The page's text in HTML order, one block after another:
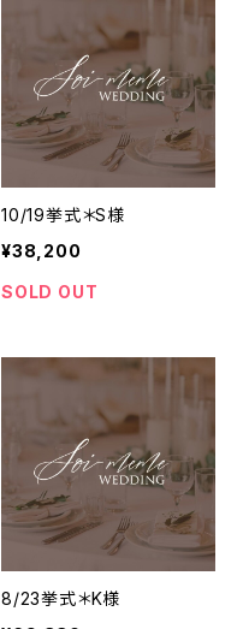
10/19挙式＊S様
¥38,200
SOLD OUT
8/23挙式＊K様